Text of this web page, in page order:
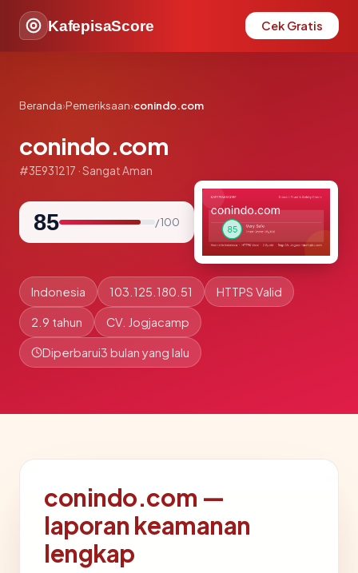
KafepisaScore Cek Gratis
Beranda›Pemeriksaan›conindo.com
conindo.com
#3E931217 · Sangat Aman
85 / 100
Indonesia 103.125.180.51 HTTPS Valid
2.9 tahun CV. Jogjacamp
Diperbarui3 bulan yang lalu
conindo.com —
laporan keamanan
lengkap